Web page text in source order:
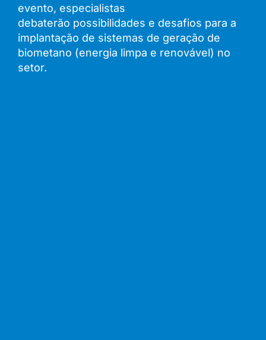
evento, especialistas
debaterão possibilidades e desafios para a
implantação de sistemas de geração de
biometano (energia limpa e renovável) no
setor.